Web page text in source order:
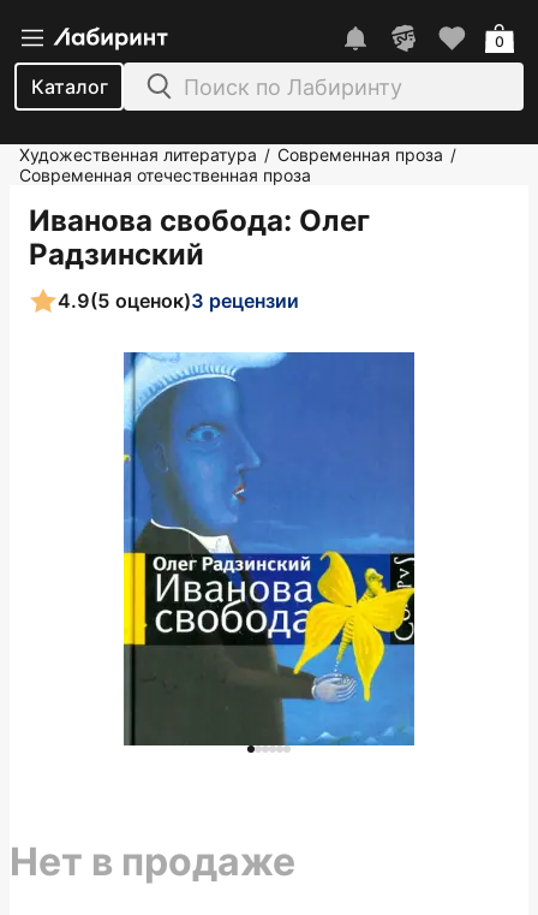
Каталог
0
Художественная литература / Современная проза /
Современная отечественная проза
Иванова свобода: Олег
Радзинский
4.9(5 оценок)3 рецензии
Нет в продаже